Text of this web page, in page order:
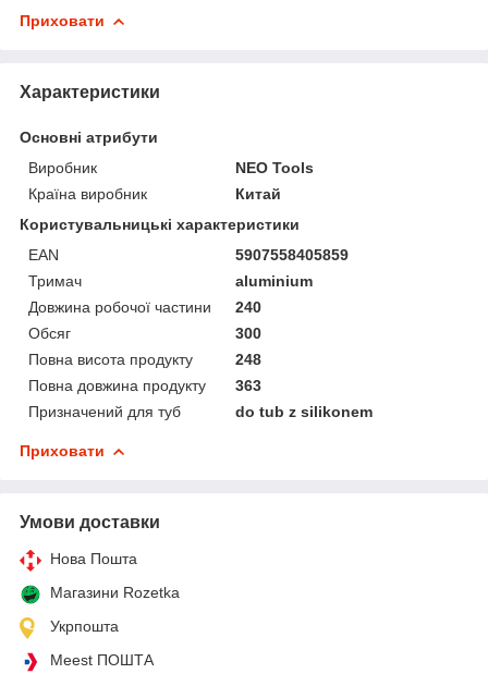
Приховати
Характеристики
Основні атрибути
Виробник
NEO Tools
Країна виробник
Китай
Користувальницькі характеристики
EAN
5907558405859
Тримач
aluminium
Довжина робочої частини
240
Обсяг
300
Повна висота продукту
248
Повна довжина продукту
363
Призначений для туб
do tub z silikonem
Приховати
Умови доставки
Нова Пошта
Магазини Rozetka
Укрпошта
Meest ПОШТА